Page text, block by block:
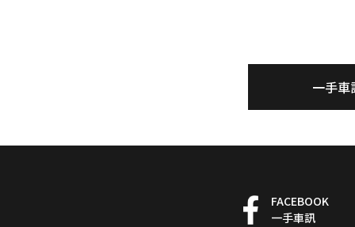
一手車
FACEBOOK
一手車訊